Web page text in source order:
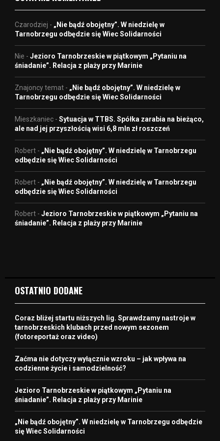
Czarodziej - „Nie bądź obojętny”. W niedzielę w
Tarnobrzegu odbędzie się Wiec Solidarności
Nie - Jezioro Tarnobrzeskie w piątkowym „Pytaniu na
śniadanie”. Relacja z plaży przy Marinie
Znajoncy temat - „Nie bądź obojętny”. W niedzielę w
Tarnobrzegu odbędzie się Wiec Solidarności
Mieszkaniec - Sytuacja w TTBS. Spółka zarabia na bieżąco,
ale nad jej przyszłością wisi 6,8 mln zł roszczeń
Robert - „Nie bądź obojętny”. W niedzielę w Tarnobrzegu
odbędzie się Wiec Solidarności
Robert - „Nie bądź obojętny”. W niedzielę w Tarnobrzegu
odbędzie się Wiec Solidarności
Robert - Jezioro Tarnobrzeskie w piątkowym „Pytaniu na
śniadanie”. Relacja z plaży przy Marinie
OSTATNIO DODANE
Coraz bliżej startu niższych lig. Sprawdzamy nastroje w
tarnobrzeskich klubach przed nowym sezonem
(fotoreportaż oraz video)
Zaćma nie dotyczy wyłącznie wzroku – jak wpływa na
codzienne życie i samodzielność?
Jezioro Tarnobrzeskie w piątkowym „Pytaniu na
śniadanie”. Relacja z plaży przy Marinie
„Nie bądź obojętny”. W niedzielę w Tarnobrzegu odbędzie
się Wiec Solidarności